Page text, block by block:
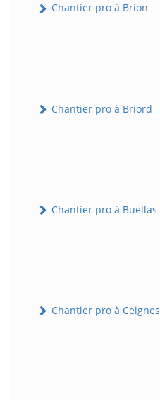
Chantier pro à Brion
Chantier pro à Briord
Chantier pro à Buellas
Chantier pro à Ceignes